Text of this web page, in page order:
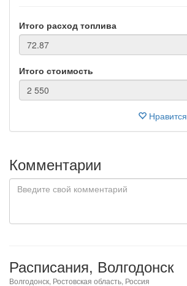
Итого расход топлива
Итого стоимость
Нравится
Комментарии
Расписания, Волгодонск
Волгодонск, Ростовская область, Россия